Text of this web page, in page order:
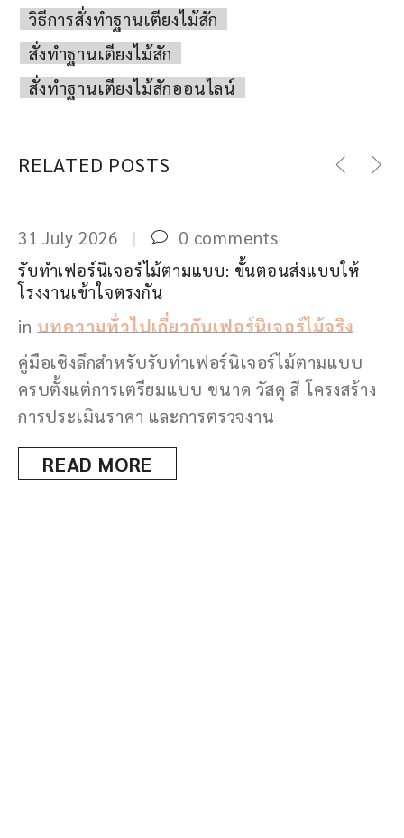
วิธีการสั่งทำฐานเตียงไม้สัก
สั่งทำฐานเตียงไม้สัก
สั่งทำฐานเตียงไม้สักออนไลน์
RELATED POSTS
31 July 2026 0 comments
รับทำเฟอร์นิเจอร์ไม้ตามแบบ: ขั้นตอนส่งแบบให้
โรงงานเข้าใจตรงกัน
in บทความทั่วไปเกี่ยวกับเฟอร์นิเจอร์ไม้จริง
คู่มือเชิงลึกสำหรับรับทำเฟอร์นิเจอร์ไม้ตามแบบ
ครบตั้งแต่การเตรียมแบบ ขนาด วัสดุ สี โครงสร้าง
การประเมินราคา และการตรวจงาน
READ MORE